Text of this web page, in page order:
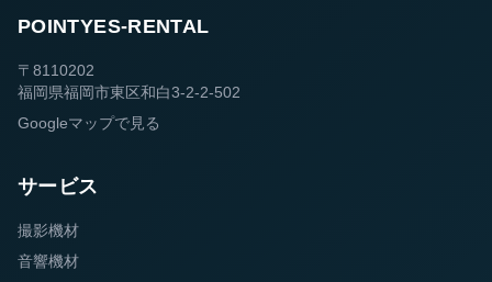
POINTYES-RENTAL
〒8110202
福岡県福岡市東区和白3-2-2-502
Googleマップで見る
サービス
撮影機材
音響機材